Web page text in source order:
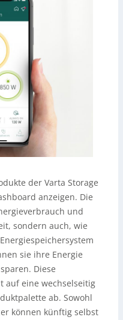
der Varta Storage
anzeigen. Die
und
sondern auch, wie
sie ihre Energie
Diese
auf eine wechselseitig
ab. Sowohl
können künftig selbst